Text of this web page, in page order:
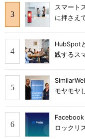
スマート
に押さえ
HubSpot
践するス
モヤモヤ
ロックリ